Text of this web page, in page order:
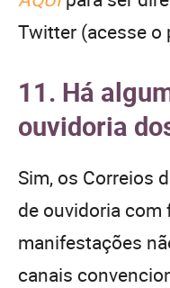
Twitter (acesse o
11. Há
ouvidoria
Sim, os Correios
de ouvidoria com
manifestações
canais